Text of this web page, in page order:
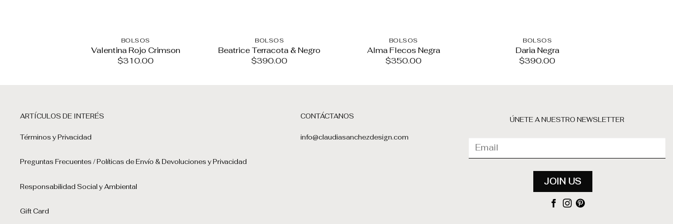
BOLSOS
Valentina Rojo Crimson
$310.00
BOLSOS
Beatrice Terracota & Negro
$390.00
BOLSOS
Alma Flecos Negra
$350.00
BOLSOS
Daria Negra
$390.00
ARTÍCULOS DE INTERÉS
Términos y Privacidad
Preguntas Frecuentes / Políticas de Envío & Devoluciones y Privacidad
Responsabilidad Social y Ambiental
Gift Card
CONTÁCTANOS
info@claudiasanchezdesign.com
ÚNETE A NUESTRO NEWSLETTER